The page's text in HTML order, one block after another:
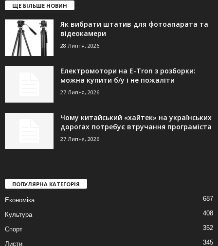
ЩЕ БІЛЬШЕ НОВИН
Як вибрати штатив для фотоапарата та
відеокамери
28 Липня, 2026
Електромотори на E-Tron з розборки:
можна купити б/у і не пожаліти
27 Липня, 2026
Чому китайський «хайтек» на українських
дорогах потребує втручання програміста
27 Липня, 2026
ПОПУЛЯРНА КАТЕГОРІЯ
Економіка 687
Культура 408
Спорт 352
Листи 345